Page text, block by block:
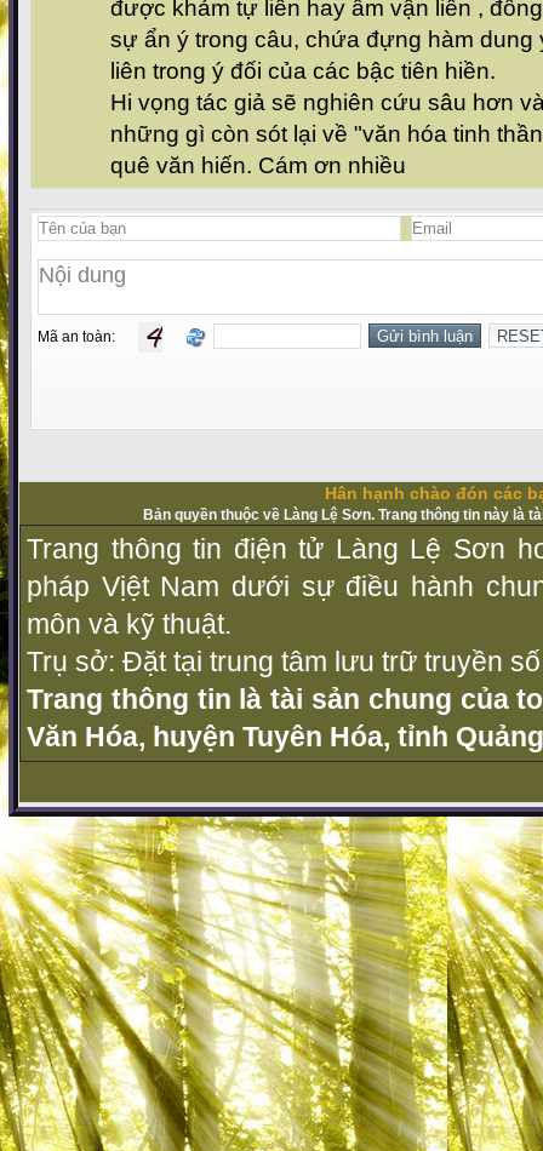
được khảm tự liên hay âm vận liên ,
sự ẩn ý trong câu, chứa đựng hàm dung
liên trong ý đối của các bậc tiên hiền.
Hi vọng tác giả sẽ nghiên cứu sâu hơn
những gì còn sót lại về "văn hóa tinh
quê văn hiến. Cám ơn nhiều
Mã an toàn:
Hân hạnh chào đón các
Bản quyền thuộc về Làng Lệ Sơn. Trang thông tin này là
Trang thông tin điện tử Làng Lệ Sơn
pháp Vịệt Nam dưới sự điều hành
môn và kỹ thuật.
Trụ sở: Đặt tại trung tâm lưu trữ truyền
Trang thông tin là tài sản chung của
Văn Hóa, huyện Tuyên Hóa, tỉnh